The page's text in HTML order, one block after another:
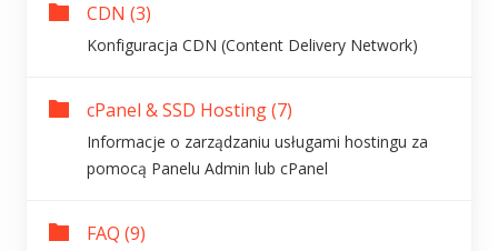
CDN (3)
Konfiguracja CDN (Content Delivery Network)
cPanel & SSD Hosting (7)
Informacje o zarządzaniu usługami hostingu za
pomocą Panelu Admin lub cPanel
FAQ (9)